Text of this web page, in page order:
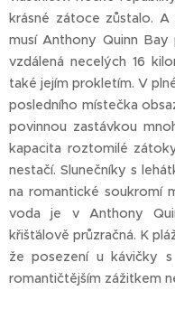
krásné zátoce zůstalo.
musí Anthony Quinn
vzdálená necelých 16
také jejím prokletím. V
posledního místečka
povinnou zastávkou
kapacita roztomilé
nestačí. Slunečníky s
na romantické soukromí
voda je v Anthony
křišťálově průzračná. K
že posezení u kávičky
romantičtějším zážitkem